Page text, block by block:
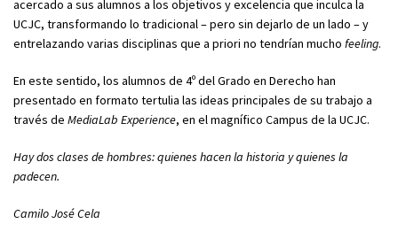
acercado a sus alumnos a los objetivos y excelencia que inculca la
UCJC, transformando lo tradicional – pero sin dejarlo de un lado – y
entrelazando varias disciplinas que a priori no tendrían mucho feeling.
En este sentido, los alumnos de 4º del Grado en Derecho han
presentado en formato tertulia las ideas principales de su trabajo a
través de MediaLab Experience, en el magnífico Campus de la UCJC.
Hay dos clases de hombres: quienes hacen la historia y quienes la
padecen.
Camilo José Cela